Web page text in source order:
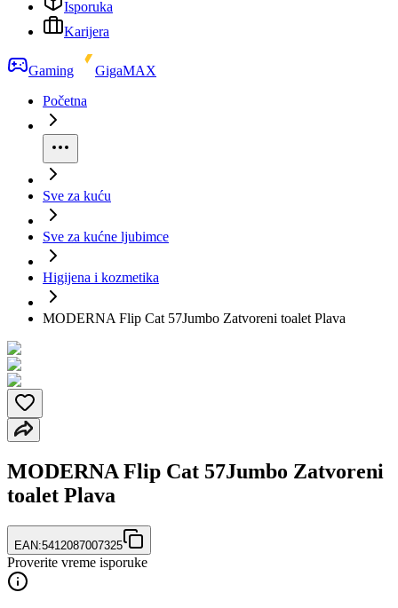
Isporuka
Karijera
Gaming
GigaMAX
Početna
Sve za kuću
Sve za kućne ljubimce
Higijena i kozmetika
MODERNA Flip Cat 57Jumbo Zatvoreni toalet Plava
MODERNA Flip Cat 57Jumbo Zatvoreni
toalet Plava
EAN:5412087007325
Proverite vreme isporuke